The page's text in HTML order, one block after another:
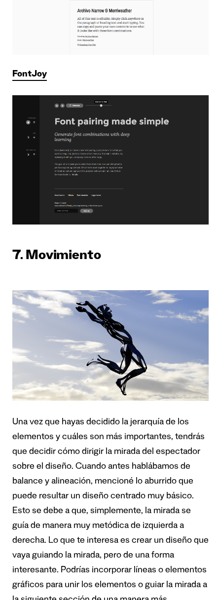
FontJoy
7. Movimiento
Una vez que hayas decidido la jerarquía de los
elementos y cuáles son más importantes, tendrás
que decidir cómo dirigir la mirada del espectador
sobre el diseño. Cuando antes hablábamos de
balance y alineación, mencioné lo aburrido que
puede resultar un diseño centrado muy básico.
Esto se debe a que, simplemente, la mirada se
guía de manera muy metódica de izquierda a
derecha. Lo que te interesa es crear un diseño que
vaya guiando la mirada, pero de una forma
interesante. Podrías incorporar líneas o elementos
gráficos para unir los elementos o guiar la mirada a